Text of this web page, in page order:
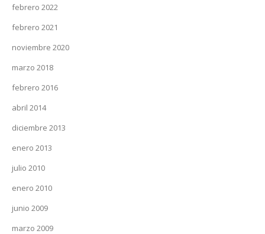
febrero 2022
febrero 2021
noviembre 2020
marzo 2018
febrero 2016
abril 2014
diciembre 2013
enero 2013
julio 2010
enero 2010
junio 2009
marzo 2009